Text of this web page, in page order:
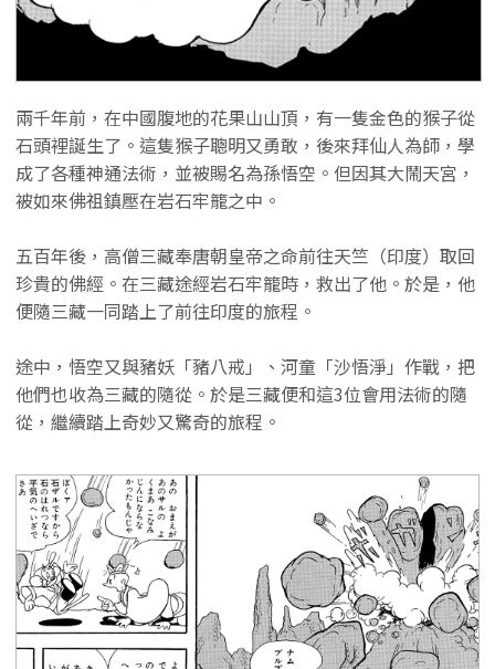
兩千年前，在中國腹地的花果山山頂，有一隻金色的猴子從
石頭裡誕生了。這隻猴子聰明又勇敢，後來拜仙人為師，學
成了各種神通法術，並被賜名為孫悟空。但因其大鬧天宮，
被如來佛祖鎮壓在岩石牢籠之中。
五百年後，高僧三藏奉唐朝皇帝之命前往天竺（印度）取回
珍貴的佛經。在三藏途經岩石牢籠時，救出了他。於是，他
便隨三藏一同踏上了前往印度的旅程。
途中，悟空又與豬妖「豬八戒」、河童「沙悟淨」作戰，把
他們也收為三藏的隨從。於是三藏便和這3位會用法術的隨
從，繼續踏上奇妙又驚奇的旅程。